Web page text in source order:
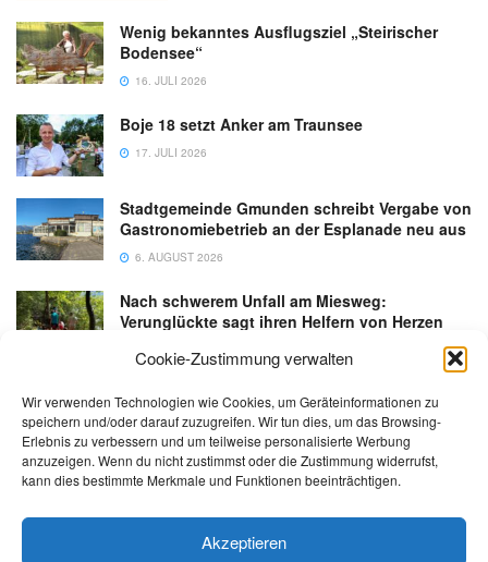
Cookie-Zustimmung verwalten
Wir verwenden Technologien wie Cookies, um Geräteinformationen zu
speichern und/oder darauf zuzugreifen. Wir tun dies, um das Browsing-
Erlebnis zu verbessern und um teilweise personalisierte Werbung
anzuzeigen. Wenn du nicht zustimmst oder die Zustimmung widerrufst,
kann dies bestimmte Merkmale und Funktionen beeinträchtigen.
Akzeptieren
Wenig bekanntes Ausflugsziel „Steirischer
Bodensee“
16. JULI 2026
Boje 18 setzt Anker am Traunsee
17. JULI 2026
Stadtgemeinde Gmunden schreibt Vergabe von
Gastronomiebetrieb an der Esplanade neu aus
6. AUGUST 2026
Nach schwerem Unfall am Miesweg:
Verunglückte sagt ihren Helfern von Herzen